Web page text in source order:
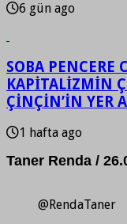
6 gün ago
SOBA PENCERE
KAPİTALİZMİN
ÇİNÇİN’İN YER
1 hafta ago
Taner Renda /
@RendaTaner